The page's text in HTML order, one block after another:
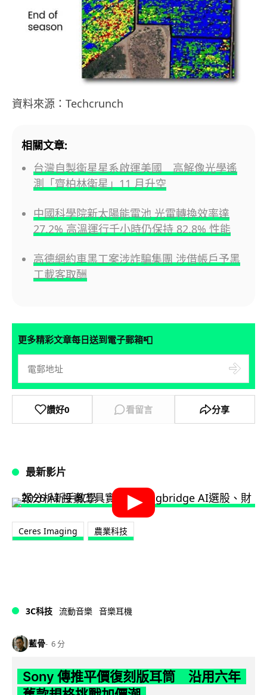
資料來源：Techcrunch
相關文章:
台灣自製衛星星系啟運美國 高解像光學遙
測「齊柏林衛星」11 月升空
中國科學院新太陽能電池 光電轉換效率達
27.2% 高溫運行千小時仍保持 82.8% 性能
高德網約車黑工案涉詐騙集團 涉借帳戶予黑
工載客取酬
更多精彩文章每日送到電子郵箱📮
讚好0 看留言 分享
最新影片
Ceres Imaging 農業科技
3C科技 流動音樂 音樂耳機
藍骨 6 分
Sony 傳推平價復刻版耳筒 沿用六年